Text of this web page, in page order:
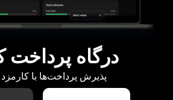
درگاه پرداخت
پذیرش پرداخت‌ها با کارمزد از